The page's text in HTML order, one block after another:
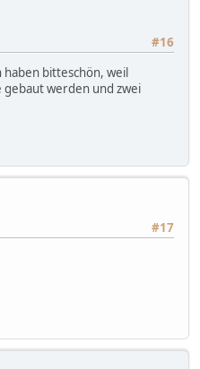
#16
bitteschön, weil
werden und zwei
#17